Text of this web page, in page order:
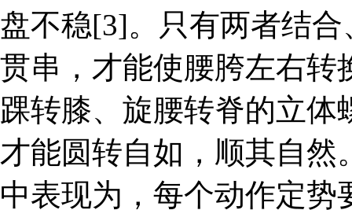
盘不稳[3]。只有两者结
贯串，才能使腰胯左右转
踝转膝、旋腰转脊的立
才能圆转自如，顺其自
中表现为，每个动作定